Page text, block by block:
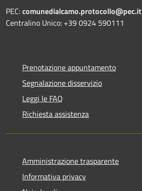
PEC:comunedialcamo.protocollo@pec.it
Centralino Unico: +39 0924 590111
Prenotazione appuntamento
Segnalazione disservizio
Leggi le FAQ
Richiesta assistenza
Amministrazione trasparente
Informativa privacy